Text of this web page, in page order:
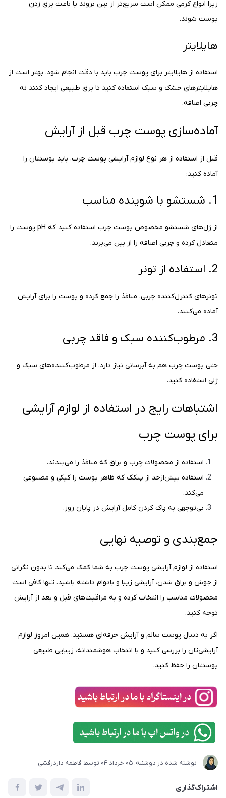
زیرا انواع کرمی ممکن است سریع‌تر از بین بروند یا باعث برق زدن
پوست شوند.
هایلایتر
استفاده از هایلایتر برای پوست چرب باید با دقت انجام شود. بهتر است از
هایلایترهای خشک و سبک استفاده کنید تا برق طبیعی ایجاد کنند نه
چربی اضافه.
آماده‌سازی پوست چرب قبل از آرایش
قبل از استفاده از هر نوع لوازم آرایشی پوست چرب، باید پوستتان را
آماده کنید:
1. شستشو با شوینده مناسب
از ژل‌های شستشو مخصوص پوست چرب استفاده کنید که pH پوست را
متعادل کرده و چربی اضافه را از بین می‌برند.
2. استفاده از تونر
تونرهای کنترل‌کننده چربی، منافذ را جمع کرده و پوست را برای آرایش
آماده می‌کنند.
3. مرطوب‌کننده سبک و فاقد چربی
حتی پوست چرب هم به آبرسانی نیاز دارد. از مرطوب‌کننده‌های سبک و
ژلی استفاده کنید.
اشتباهات رایج در استفاده از لوازم آرایشی
برای پوست چرب
استفاده از محصولات چرب و براق که منافذ را می‌بندند.
استفاده بیش‌ازحد از پنکک که ظاهر پوست را کیکی و مصنوعی
می‌کند.
بی‌توجهی به پاک کردن کامل آرایش در پایان روز.
جمع‌بندی و توصیه نهایی
استفاده از لوازم آرایشی پوست چرب به شما کمک می‌کند تا بدون نگرانی
از جوش و براق شدن، آرایشی زیبا و بادوام داشته باشید. تنها کافی است
محصولات مناسب را انتخاب کرده و به مراقبت‌های قبل و بعد از آرایش
توجه کنید.
اگر به دنبال پوست سالم و آرایش حرفه‌ای هستید، همین امروز لوازم
آرایشی‌تان را بررسی کنید و با انتخاب هوشمندانه، زیبایی طبیعی
پوستتان را حفظ کنید.
نوشته شده در دوشنبه، 05 خرداد 04 توسط فاطمه داردرفشی
اشتراک‌گذاری